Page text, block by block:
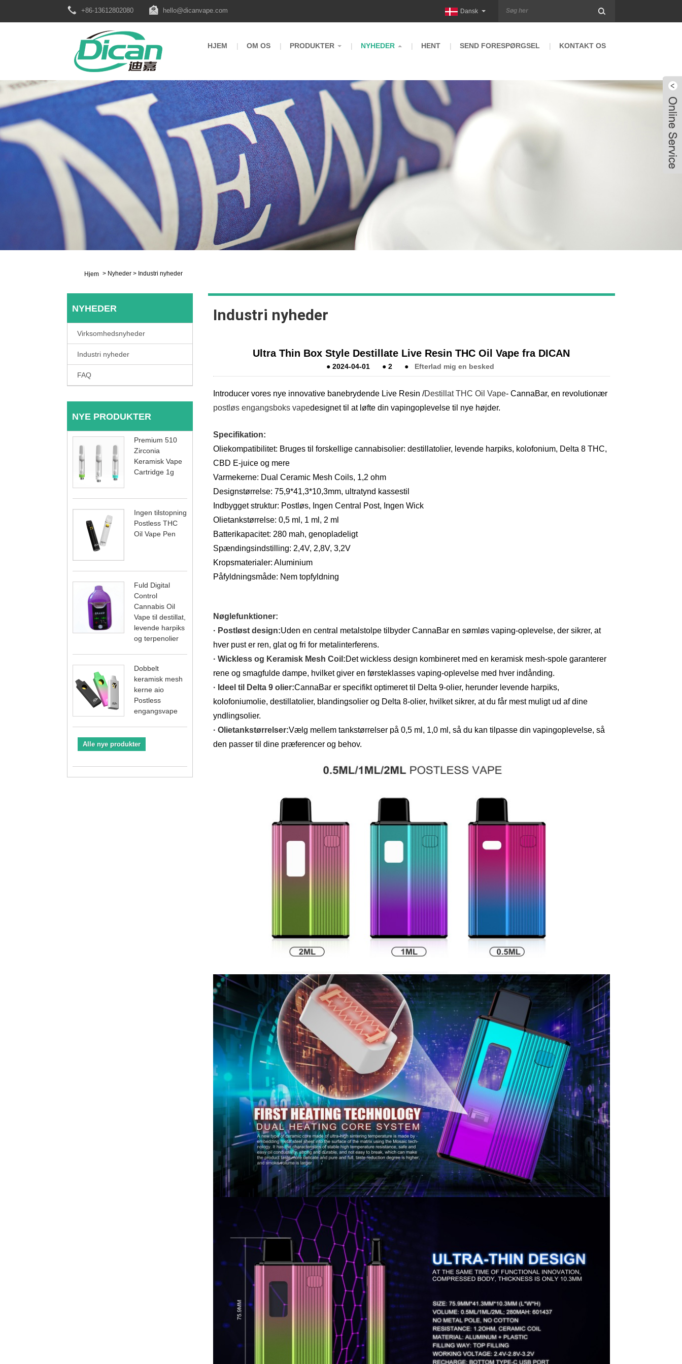
+86-13612802080 hello@dicanvape.com Dansk
HJEM OM OS PRODUKTER NYHEDER HENT SEND FORESPØRGSEL KONTAKT OS
Hjem > Nyheder > Industri nyheder
NYHEDER
Virksomhedsnyheder
Industri nyheder
FAQ
NYE PRODUKTER
Premium 510
Zirconia
Keramisk Vape
Cartridge 1g
Ingen tilstopning
Postless THC
Oil Vape Pen
Fuld Digital
Control
Cannabis Oil
Vape til destillat,
levende harpiks
og terpenolier
Dobbelt
keramisk mesh
kerne aio
Postless
engangsvape
Alle nye produkter
Industri nyheder
Ultra Thin Box Style Destillate Live Resin THC Oil Vape fra DICAN
●2024-04-01 ●2 ● Efterlad mig en besked
Introducer vores nye innovative banebrydende Live Resin /Destillat THC Oil Vape- CannaBar, en revolutionær
postløs engangsboks vapedesignet til at løfte din vapingoplevelse til nye højder.
Specifikation:
Oliekompatibilitet: Bruges til forskellige cannabisolier: destillatolier, levende harpiks, kolofonium, Delta 8 THC,
CBD E-juice og mere
Varmekerne: Dual Ceramic Mesh Coils, 1,2 ohm
Designstørrelse: 75,9*41,3*10,3mm, ultratynd kassestil
Indbygget struktur: Postløs, Ingen Central Post, Ingen Wick
Olietankstørrelse: 0,5 ml, 1 ml, 2 ml
Batterikapacitet: 280 mah, genopladeligt
Spændingsindstilling: 2,4V, 2,8V, 3,2V
Kropsmaterialer: Aluminium
Påfyldningsmåde: Nem topfyldning
Nøglefunktioner:
· Postløst design:Uden en central metalstolpe tilbyder CannaBar en sømløs vaping-oplevelse, der sikrer, at
hver pust er ren, glat og fri for metalinterferens.
· Wickless og Keramisk Mesh Coil:Det wickless design kombineret med en keramisk mesh-spole garanterer
rene og smagfulde dampe, hvilket giver en førsteklasses vaping-oplevelse med hver indånding.
· Ideel til Delta 9 olier:CannaBar er specifikt optimeret til Delta 9-olier, herunder levende harpiks,
kolofoniumolie, destillatolier, blandingsolier og Delta 8-olier, hvilket sikrer, at du får mest muligt ud af dine
yndlingsolier.
· Olietankstørrelser:Vælg mellem tankstørrelser på 0,5 ml, 1,0 ml, så du kan tilpasse din vapingoplevelse, så
den passer til dine præferencer og behov.